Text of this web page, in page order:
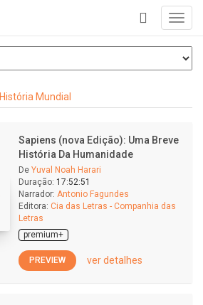
+
História Mundial
Sapiens (nova Edição): Uma Breve
História Da Humanidade
De Yuval Noah Harari
Duração: 17:52:51
Narrador: Antonio Fagundes
Editora: Cia das Letras - Companhia das
Letras
premium+
PREVIEW ver detalhes